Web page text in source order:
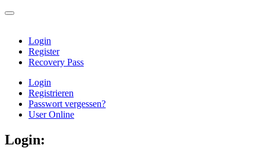
Login
Register
Recovery Pass
Login
Registrieren
Passwort vergessen?
User Online
Login: